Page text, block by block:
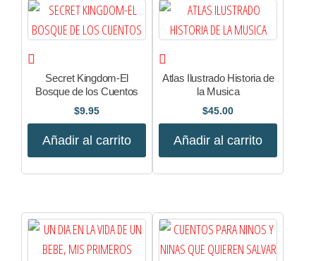
Secret Kingdom-El
Bosque de los Cuentos
$9.95
Añadir al carrito
Atlas Ilustrado Historia de
la Musica
$45.00
Añadir al carrito